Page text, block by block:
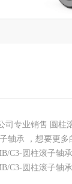
司专业销售 圆柱
轴承 ，想要更多
C3-圆柱滚子轴
C3-圆柱滚子轴